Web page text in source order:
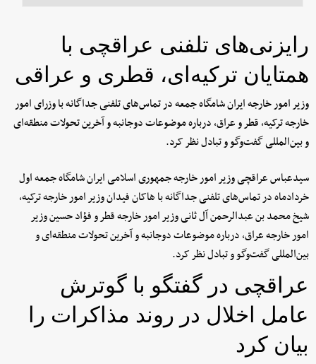
رایزنی‌های تلفنی عراقچی با
همتایان ترکیه‌ای، قطری و عراقی
وزیر امور خارجه ایران شامگاه جمعه در تماس‌های تلفنی جداگانه با وزرای امور
خارجه ترکیه، قطر و عراق، درباره موضوعات دوجانبه و آخرین تحولات منطقه‌ای
و بین‌المللی گفت‌وگو و تبادل نظر کرد.
سیدعباس عراقچی وزیر امور خارجه جمهوری اسلامی ایران شامگاه جمعه اول
خردادماه در تماس‌های تلفنی جداگانه با هاکان فیدان وزیر امور خارجه ترکیه،
شیخ محمد بن عبدالرحمن آل ثانی وزیر امور خارجه قطر و فؤاد حسین وزیر
امور خارجه عراق، درباره موضوعات دوجانبه و آخرین تحولات منطقه‌ای و
بین‌المللی گفت‌وگو و تبادل نظر کرد.
عراقچی در گفتگو با گوترش
عامل اخلال در روند مذاکرات را
بیان کرد